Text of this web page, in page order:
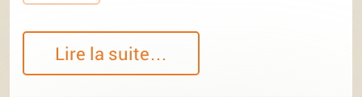
Lire la suite…